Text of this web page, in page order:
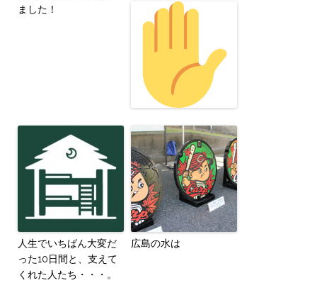
ました！
人生でいちばん大変だ
った10日間と、支えて
くれた人たち・・・。
広島の水は